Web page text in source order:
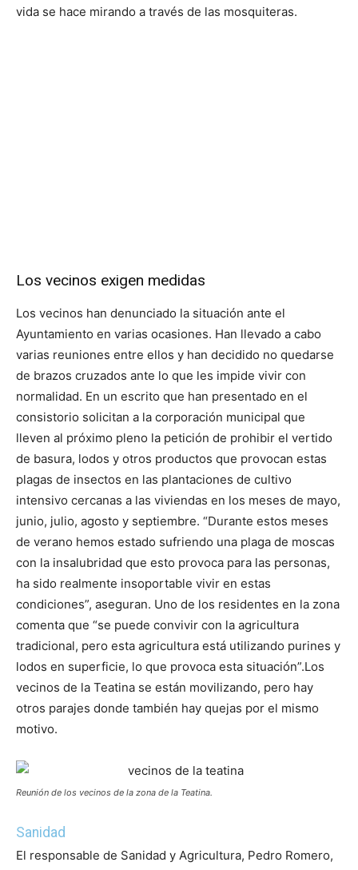
vida se hace mirando a través de las mosquiteras.
Los vecinos exigen medidas
Los vecinos han denunciado la situación ante el
Ayuntamiento en varias ocasiones. Han llevado a cabo
varias reuniones entre ellos y han decidido no quedarse
de brazos cruzados ante lo que les impide vivir con
normalidad. En un escrito que han presentado en el
consistorio solicitan a la corporación municipal que
lleven al próximo pleno la petición de prohibir el vertido
de basura, lodos y otros productos que provocan estas
plagas de insectos en las plantaciones de cultivo
intensivo cercanas a las viviendas en los meses de mayo,
junio, julio, agosto y septiembre. “Durante estos meses
de verano hemos estado sufriendo una plaga de moscas
con la insalubridad que esto provoca para las personas,
ha sido realmente insoportable vivir en estas
condiciones”, aseguran. Uno de los residentes en la zona
comenta que “se puede convivir con la agricultura
tradicional, pero esta agricultura está utilizando purines y
lodos en superficie, lo que provoca esta situación”.Los
vecinos de la Teatina se están movilizando, pero hay
otros parajes donde también hay quejas por el mismo
motivo.
Reunión de los vecinos de la zona de la Teatina.
Sanidad
El responsable de Sanidad y Agricultura, Pedro Romero,